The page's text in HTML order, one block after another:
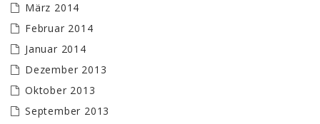
März 2014
Februar 2014
Januar 2014
Dezember 2013
Oktober 2013
September 2013